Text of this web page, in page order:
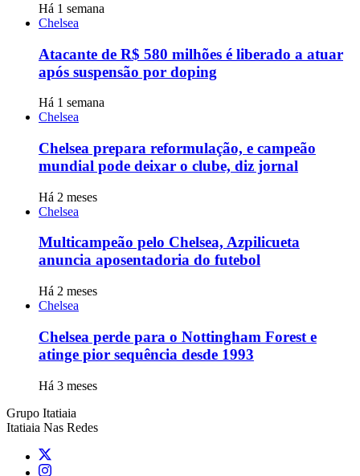
Há 1 semana
Chelsea
Atacante de R$ 580 milhões é liberado a atuar
após suspensão por doping
Há 1 semana
Chelsea
Chelsea prepara reformulação, e campeão
mundial pode deixar o clube, diz jornal
Há 2 meses
Chelsea
Multicampeão pelo Chelsea, Azpilicueta
anuncia aposentadoria do futebol
Há 2 meses
Chelsea
Chelsea perde para o Nottingham Forest e
atinge pior sequência desde 1993
Há 3 meses
Grupo Itatiaia
Itatiaia Nas Redes